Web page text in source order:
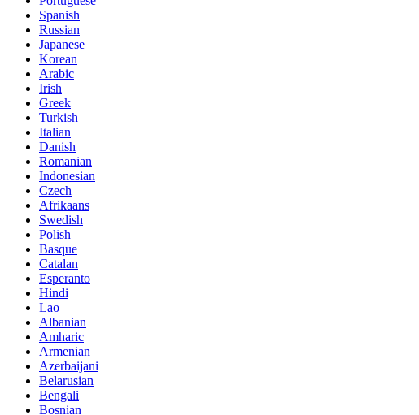
Spanish
Russian
Japanese
Korean
Arabic
Irish
Greek
Turkish
Italian
Danish
Romanian
Indonesian
Czech
Afrikaans
Swedish
Polish
Basque
Catalan
Esperanto
Hindi
Lao
Albanian
Amharic
Armenian
Azerbaijani
Belarusian
Bengali
Bosnian